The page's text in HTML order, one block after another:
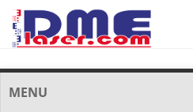
MENU